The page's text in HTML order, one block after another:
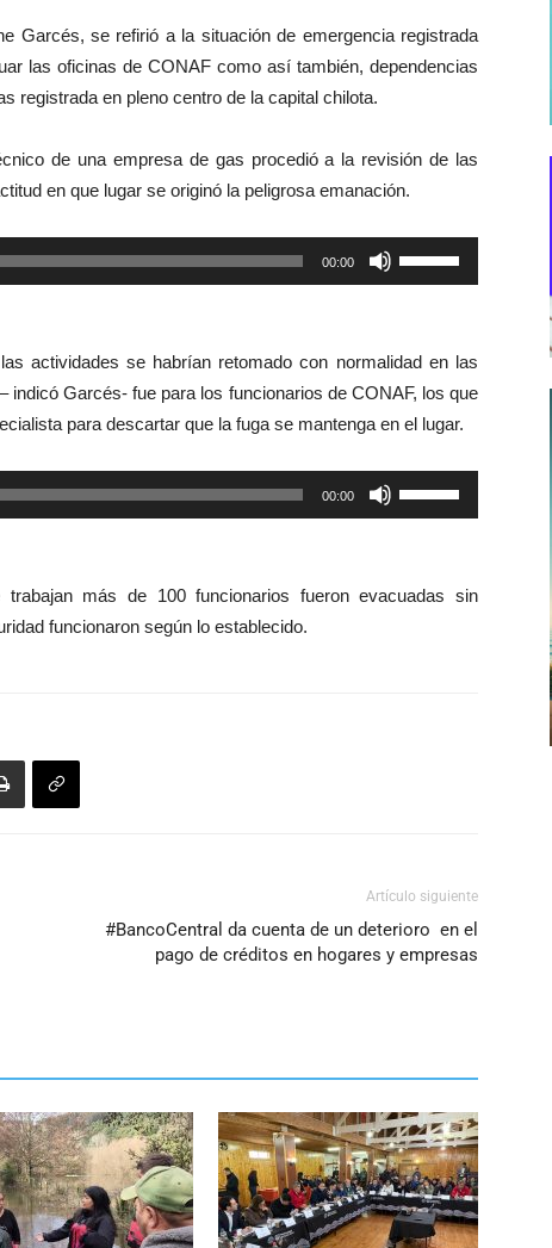
Garcés, se refirió a la situación de emergencia registrada
las oficinas de CONAF como así también, dependencias
registrada en pleno centro de la capital chilota.
de una empresa de gas procedió a la revisión de las
en que lugar se originó la peligrosa emanación.
00:00
las
flecha
arriba/abajo
para
aumentar
o
volumen.
actividades se habrían retomado con normalidad en las
indicó Garcés- fue para los funcionarios de CONAF, los que
para descartar que la fuga se mantenga en el lugar.
00:00
las
flecha
más de 100 funcionarios fueron evacuadas sin
funcionaron según lo establecido.
Artículo siguiente
#BancoCentral da cuenta de un deterioro en el
pago de créditos en hogares y empresas